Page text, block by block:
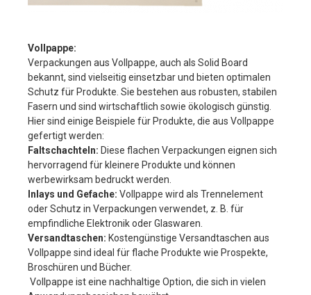
Vollpappe:
Verpackungen aus Vollpappe, auch als Solid Board
bekannt, sind vielseitig einsetzbar und bieten optimalen
Schutz für Produkte. Sie bestehen aus robusten, stabilen
Fasern und sind wirtschaftlich sowie ökologisch günstig.
Hier sind einige Beispiele für Produkte, die aus Vollpappe
gefertigt werden:
Faltschachteln: Diese flachen Verpackungen eignen sich
hervorragend für kleinere Produkte und können
werbewirksam bedruckt werden.
Inlays und Gefache: Vollpappe wird als Trennelement
oder Schutz in Verpackungen verwendet, z. B. für
empfindliche Elektronik oder Glaswaren.
Versandtaschen: Kostengünstige Versandtaschen aus
Vollpappe sind ideal für flache Produkte wie Prospekte,
Broschüren und Bücher.
Vollpappe ist eine nachhaltige Option, die sich in vielen